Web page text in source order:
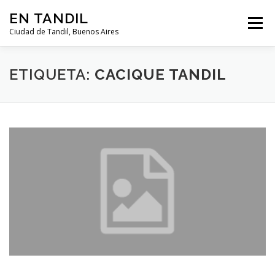
EN TANDIL
Ciudad de Tandil, Buenos Aires
Menú
INFORMACIÓN HISTORIA GUIAS
ETIQUETA: CACIQUE TANDIL